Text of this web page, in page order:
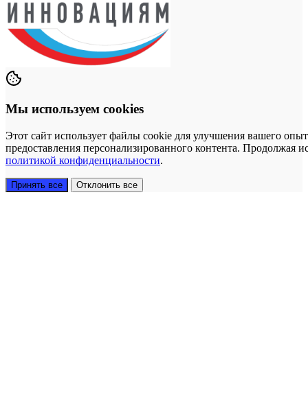
Мы используем cookies
Этот сайт использует файлы cookie для улучшения вашего
предоставления персонализированного контента. Продолжая
политикой конфиденциальности.
Принять все Отклонить все